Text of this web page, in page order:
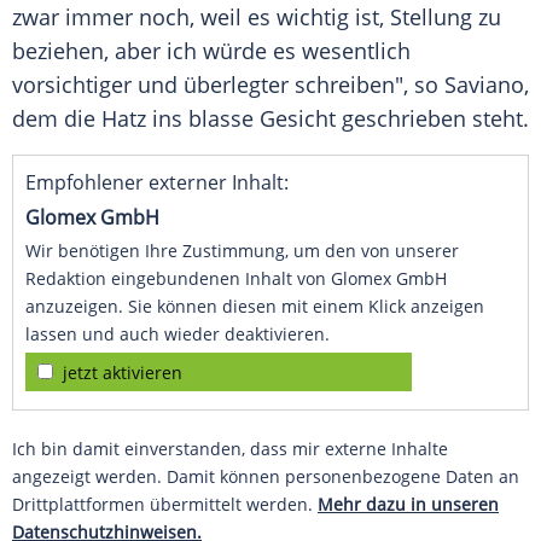
zwar immer noch, weil es wichtig ist, Stellung zu
beziehen, aber ich würde es wesentlich
vorsichtiger und überlegter schreiben", so Saviano,
dem die Hatz ins blasse Gesicht geschrieben steht.
Empfohlener externer Inhalt:
Glomex GmbH
Wir benötigen Ihre Zustimmung, um den von unserer
Redaktion eingebundenen Inhalt von Glomex GmbH
anzuzeigen. Sie können diesen mit einem Klick anzeigen
lassen und auch wieder deaktivieren.
jetzt aktivieren
Ich bin damit einverstanden, dass mir externe Inhalte
angezeigt werden. Damit können personenbezogene Daten an
Drittplattformen übermittelt werden. Mehr dazu in unseren
Datenschutzhinweisen.